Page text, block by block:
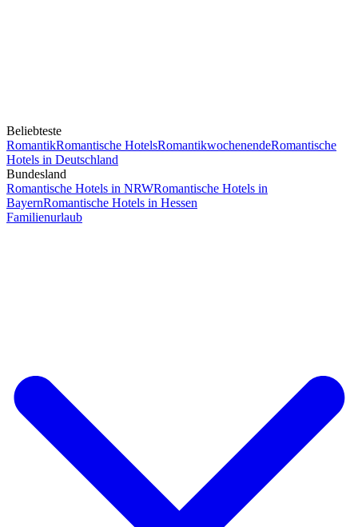
Beliebteste
RomantikRomantische HotelsRomantikwochenendeRomantische
Hotels in Deutschland
Bundesland
Romantische Hotels in NRWRomantische Hotels in
BayernRomantische Hotels in Hessen
Familienurlaub